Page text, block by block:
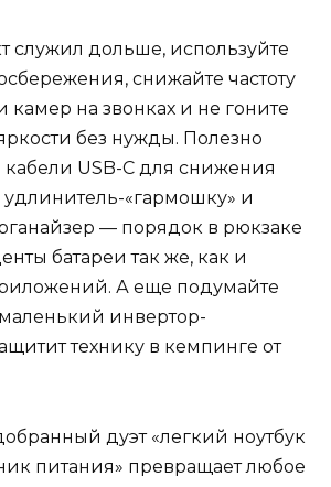
служил дольше, используйте
снижайте частоту
камер на звонках и не гоните
без нужды. Полезно
кабели USB-C для снижения
удлинитель-«гармошку» и
— порядок в рюкзаке
батареи так же, как и
А еще подумайте
маленький инвертор-
технику в кемпинге от
дуэт «легкий ноутбук
питания» превращает любое